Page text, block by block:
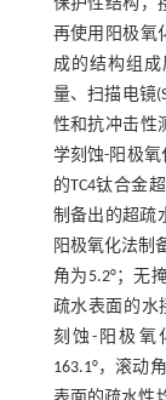
保护性结构，
再使用阳极氧
成的结构组
量、扫描电镜
性和抗冲击性
学刻蚀-阳极
的TC4钛合金
制备出的超疏
阳极氧化法制
角为5.2°；无
疏水表面的水
刻蚀-阳极氧
163.1°，滚动